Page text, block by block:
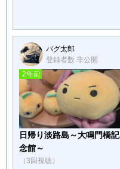
パグ太郎
登録者数 非公開
2年前
日帰り淡路島～大鳴門橋記
念館～
（3回視聴）